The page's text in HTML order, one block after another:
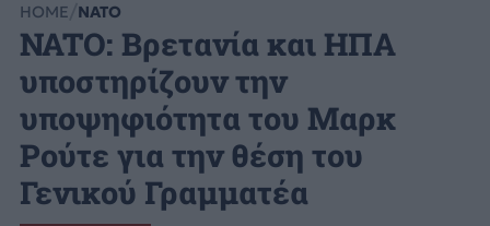
HOME ΝΑΤΟ
NATO: Βρετανία και ΗΠΑ
υποστηρίζουν την
υποψηφιότητα του Μαρκ
Ρούτε για την θέση του
Γενικού Γραμματέα